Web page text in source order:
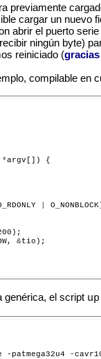
previamente
cargar un nuevo
abrir el puerto
ningún byte)
reiniciado (
compilable en
*argv[]) {
&tio);
genérica, el script
-patmega32u4 -